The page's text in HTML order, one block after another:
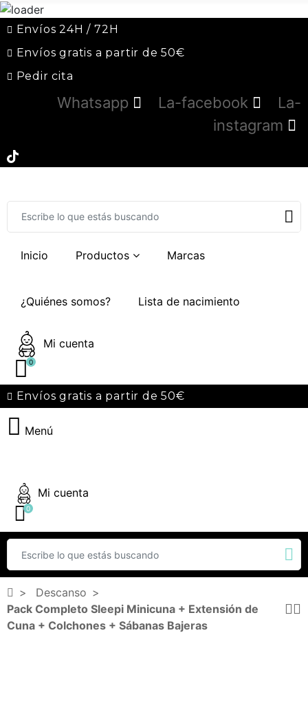
Envíos 24H / 72H
Envíos gratis a partir de 50€
Pedir cita
Whatsapp La-facebook
La-
instagram
Inicio Productos Marcas
¿Quiénes somos? Lista de nacimiento
Mi cuenta
0
Envíos gratis a partir de 50€
Menú
Mi cuenta
0
Descanso
Pack Completo Sleepi Minicuna + Extensión de
Cuna + Colchones + Sábanas Bajeras